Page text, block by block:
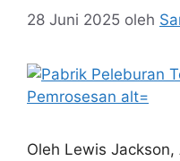
28 Juni 2025 oleh
Oleh Lewis